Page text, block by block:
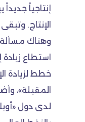
الإنتاج.
وهناك مسألة
المقبلة»،
لدى دول